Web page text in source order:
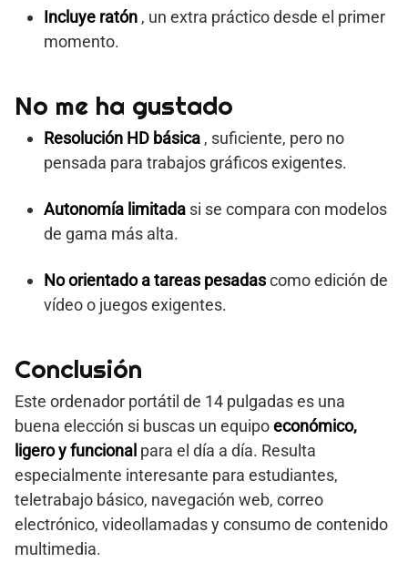
Incluye ratón , un extra práctico desde el primer
momento.
No me ha gustado
Resolución HD básica , suficiente, pero no
pensada para trabajos gráficos exigentes.
Autonomía limitada si se compara con modelos
de gama más alta.
No orientado a tareas pesadascomo edición de
vídeo o juegos exigentes.
Conclusión
Este ordenador portátil de 14 pulgadas es una
buena elección si buscas un equipoeconómico,
ligero y funcional para el día a día. Resulta
especialmente interesante para estudiantes,
teletrabajo básico, navegación web, correo
electrónico, videollamadas y consumo de contenido
multimedia.